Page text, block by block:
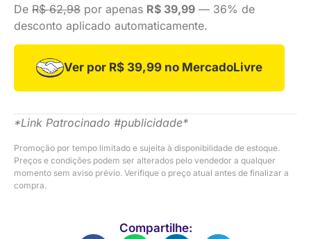
De R$ 62,98 por apenas R$ 39,99 — 36% de
desconto aplicado automaticamente.
Ver por R$ 39,99 no MercadoLivre
*Link Patrocinado #publicidade*
Promoção por tempo limitado e sujeita à disponibilidade de estoque.
Preços e condições podem ser alterados pelo vendedor a qualquer
momento sem aviso prévio. Verifique o preço atual antes de finalizar a
compra.
Compartilhe: